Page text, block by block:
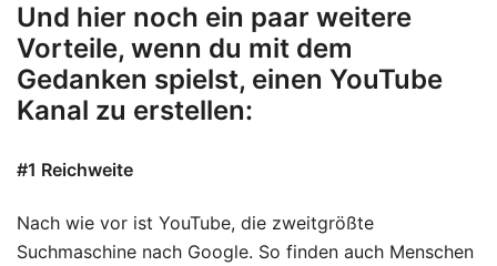
Und hier noch ein paar weitere
Vorteile, wenn du mit dem
Gedanken spielst, einen YouTube
Kanal zu erstellen:
#1 Reichweite
Nach wie vor ist YouTube, die zweitgrößte
Suchmaschine nach Google. So finden auch Menschen